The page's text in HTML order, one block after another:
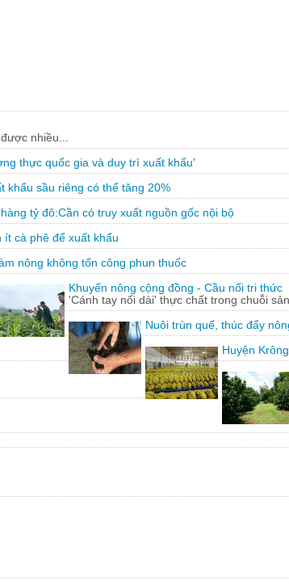
nhiều...
thực quốc gia và duy trì xuất khẩu'
khẩu sầu riêng có thể tăng 20%
tỷ đô:Cần có truy xuất nguồn gốc nội bộ
ít cà phê để xuất khẩu
nông không tốn công phun thuốc
Khuyến nông cộng đồng - Cầu nối tri thức
'Cánh tay nối dài' thực chất trong chuỗi
Nuôi trùn quế, thúc đẩy
Huyện